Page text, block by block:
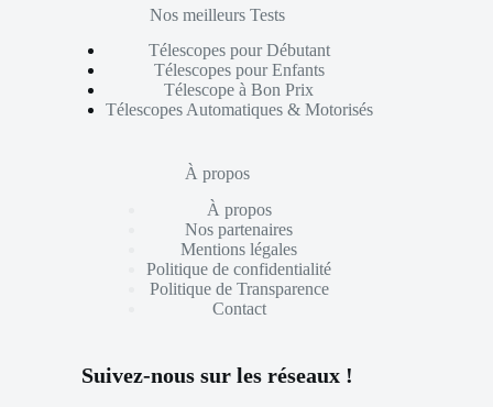
Nos meilleurs Tests
Télescopes pour Débutant
Télescopes pour Enfants
Télescope à Bon Prix
Télescopes Automatiques & Motorisés
À propos
À propos
Nos partenaires
Mentions légales
Politique de confidentialité
Politique de Transparence
Contact
Suivez-nous sur les réseaux !